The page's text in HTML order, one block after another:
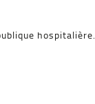
hospitalière.